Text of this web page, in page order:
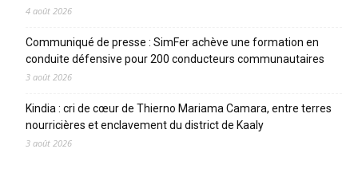
4 août 2026
Communiqué de presse : SimFer achève une formation en
conduite défensive pour 200 conducteurs communautaires
3 août 2026
Kindia : cri de cœur de Thierno Mariama Camara, entre terres
nourricières et enclavement du district de Kaaly
3 août 2026